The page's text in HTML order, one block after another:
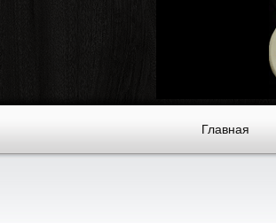
Главная